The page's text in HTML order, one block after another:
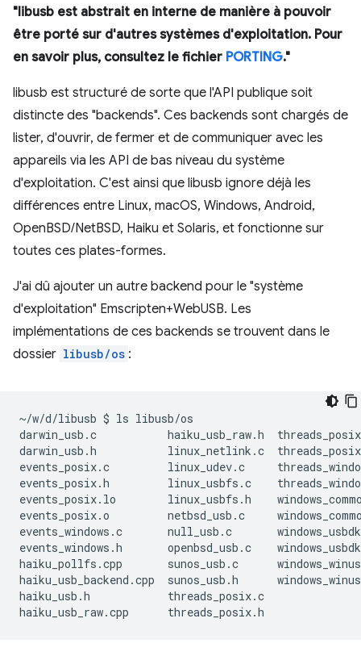
"libusb est abstrait en interne de manière à pouvoir
être porté sur d'autres systèmes d'exploitation. Pour
en savoir plus, consultez le fichier PORTING."
libusb est structuré de sorte que l'API publique soit
distincte des "backends". Ces backends sont chargés de
lister, d'ouvrir, de fermer et de communiquer avec les
appareils via les API de bas niveau du système
d'exploitation. C'est ainsi que libusb ignore déjà les
différences entre Linux, macOS, Windows, Android,
OpenBSD/NetBSD, Haiku et Solaris, et fonctionne sur
toutes ces plates-formes.
J'ai dû ajouter un autre backend pour le "système
d'exploitation" Emscripten+WebUSB. Les
implémentations de ces backends se trouvent dans le
dossier libusb/os :
~/w/d/libusb $ ls libusb/os
darwin_usb.c
haiku_usb_raw.h
darwin_usb.h
linux_netlink.c
events_posix.c
linux_udev.c
events_posix.h
linux_usbfs.c
events_posix.lo
linux_usbfs.h
events_posix.o
netbsd_usb.c
events_windows.c
null_usb.c
events_windows.h
openbsd_usb.c
haiku_pollfs.cpp
sunos_usb.c
haiku_usb_backend.cpp
sunos_usb.h
haiku_usb.h
threads_posix.c
haiku_usb_raw.cpp